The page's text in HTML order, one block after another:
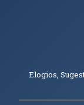
Elogios,